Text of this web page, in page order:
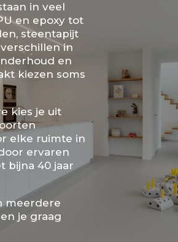
in veel
en epoxy tot
steentapijt
in
en
kiezen soms
kies je uit
elke ruimte in
ervaren
bijna 40 jaar
meerdere
je graag